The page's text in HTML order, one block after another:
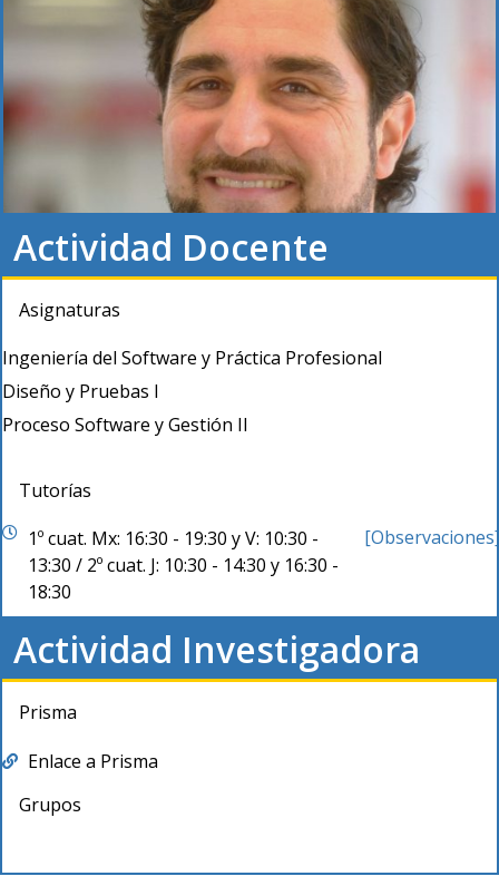
Actividad Docente
Asignaturas
Ingeniería del Software y Práctica Profesional
Diseño y Pruebas I
Proceso Software y Gestión II
Tutorías
1º cuat. Mx: 16:30 - 19:30 y V: 10:30 -
13:30 / 2º cuat. J: 10:30 - 14:30 y 16:30 -
18:30
[Observaciones]
Actividad Investigadora
Prisma
Enlace a Prisma
Grupos